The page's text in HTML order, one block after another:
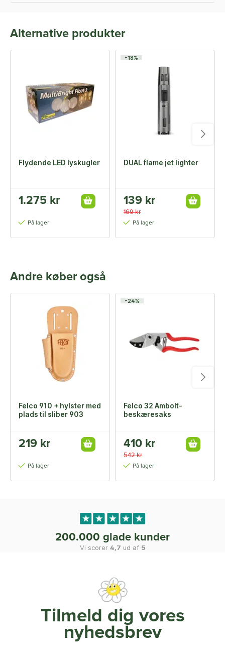
Alternative produkter
Flydende LED lyskugler
1.275 kr
På lager
-18%
DUAL flame jet lighter
139 kr
169 kr
På lager
Andre køber også
Felco 910 + hylster med
plads til sliber 903
219 kr
På lager
-24%
Felco 32 Ambolt-
beskæresaks
410 kr
542 kr
På lager
200.000 glade kunder
Vi scorer 4,7 ud af 5
Tilmeld dig vores
nyhedsbrev